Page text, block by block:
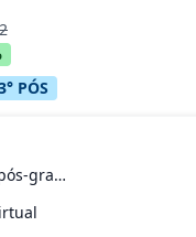
PÓS
Especialização (pós-graduação)